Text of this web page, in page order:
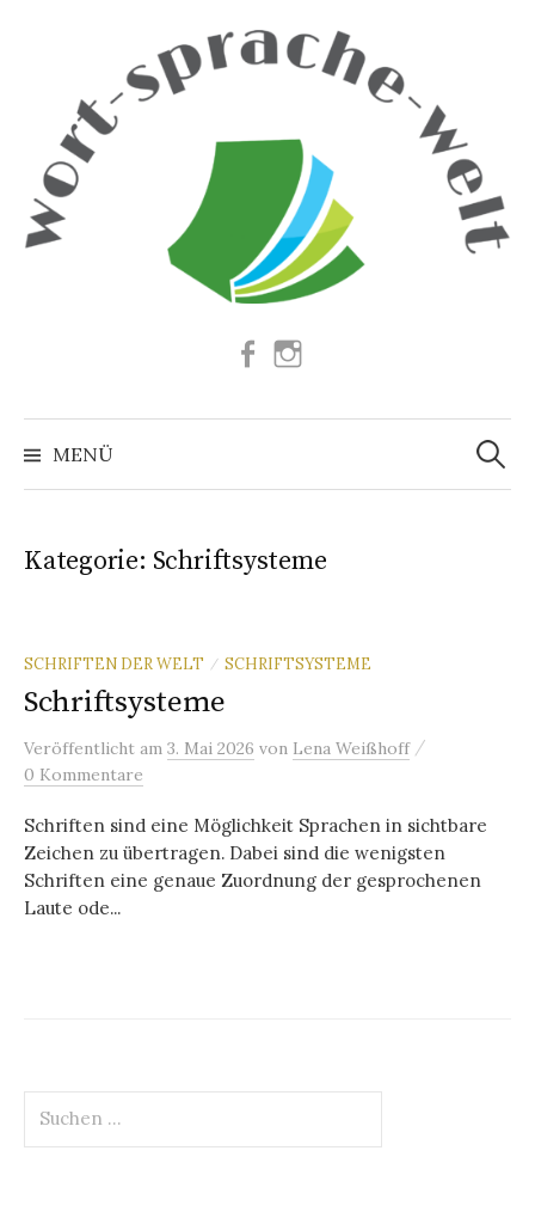
Facebook
MENÜ
Suchen
nach:
Kategorie: Schriftsysteme
SCHRIFTEN DER WELT / SCHRIFTSYSTEME
Schriftsysteme
Veröffentlicht am 3. Mai 2026 von Lena Weißhoff /
0 Kommentare
Schriften sind eine Möglichkeit Sprachen in sichtbare
Zeichen zu übertragen. Dabei sind die wenigsten
Schriften eine genaue Zuordnung der gesprochenen
Laute ode...
nach: